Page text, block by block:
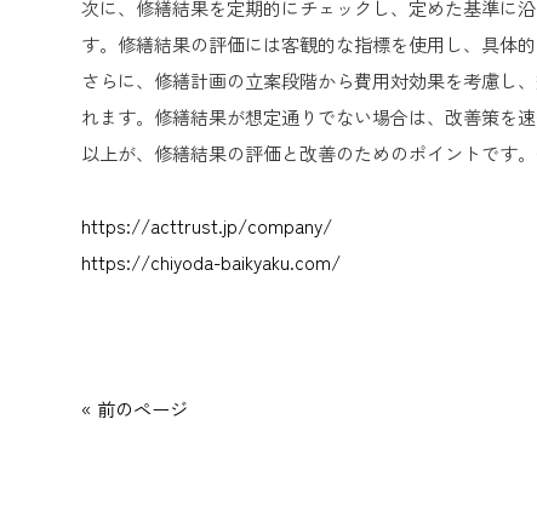
次に、修繕結果を定期的にチェックし、定めた基準に
す。修繕結果の評価には客観的な指標を使用し、具体
さらに、修繕計画の立案段階から費用対効果を考慮し
れます。修繕結果が想定通りでない場合は、改善策を
以上が、修繕結果の評価と改善のためのポイントです
https://acttrust.jp/company/
https://chiyoda-baikyaku.com/
« 前のページ